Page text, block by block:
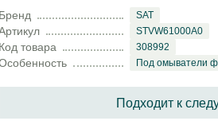
Бренд SAT
STVW61000A0
Код товара 308992
Под омыватели
Подходит к